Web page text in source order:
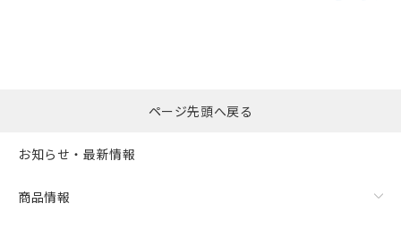
ページ先頭へ戻る
お知らせ・最新情報
商品情報